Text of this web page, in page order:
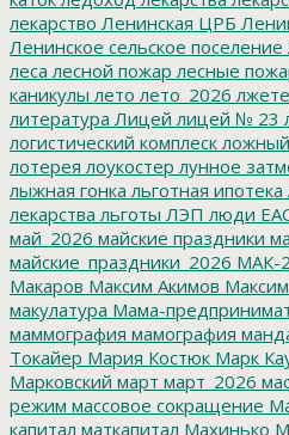
лекарство Ленинская ЦРБ
Ленинское сельское поселение
леса лесной пожар лесные
каникулы лето лето_2026
литература Лицей лицей № 23
логистический комплеск
лотерея лоукостер лунное
лыжная гонка льготная ипотека
лекарства льготы ЛЭП люди
май_2026 майские праздники
майские_праздники_2026 МАК-
Макаров Максим Акимов
макулатура Мама-
маммография мамография
Токайер Мария Костюк Марк
Марковский март март_2026
режим массовое сокращение
капитал маткапитал Махинько